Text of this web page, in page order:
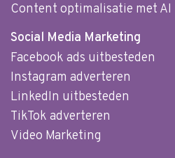
Content optimalisatie met AI
Social Media Marketing
Facebook ads uitbesteden
Instagram adverteren
LinkedIn uitbesteden
TikTok adverteren
Video Marketing